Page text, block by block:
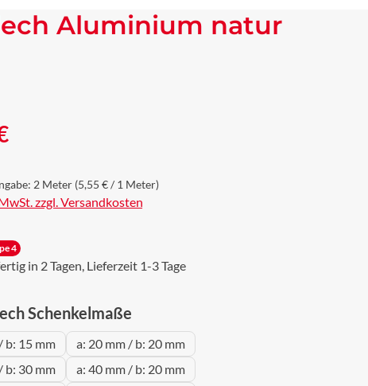
Aluminium natur
2 Meter (5,55 € / 1 Meter)
zzgl. Versandkosten
4
in 2 Tagen, Lieferzeit 1-3 Tage
Schenkelmaßeauswählen
b: 15 mm
a: 20 mm / b: 20 mm
b: 30 mm
a: 40 mm / b: 20 mm